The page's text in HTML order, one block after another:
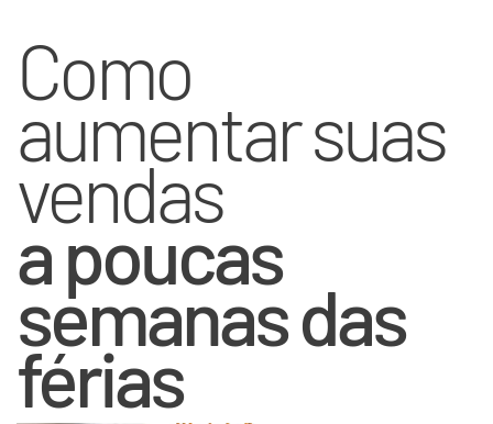
Como
aumentar suas
vendas
a poucas
semanas das
férias